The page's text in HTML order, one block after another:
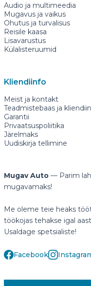
Audio ja multimeedia
Mugavus ja vaikus
Ohutus ja turvalisus
Reisile kaasa
Lisavarustus
Külalisteruumid
Kliendiinfo
Meist ja kontakt
Teadmistebaas ja
Garantii
Privaatsuspoliitika
Järelmaks
Uudiskirja tellimine
Mugav Auto — Parim
mugavamaks!
Me oleme teie heaks
töökojas tehakse igal
Usaldage spetsialiste!
Facebook